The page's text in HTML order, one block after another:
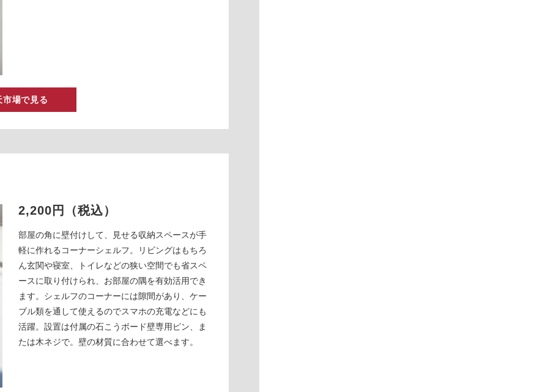
市場で見る
2,200円（税込）
部屋の角に壁付けして、見せる収納スペースが手
軽に作れるコーナーシェルフ。リビングはもちろ
ん玄関や寝室、トイレなどの狭い空間でも省スペ
ースに取り付けられ、お部屋の隅を有効活用でき
ます。シェルフのコーナーには隙間があり、ケー
ブル類を通して使えるのでスマホの充電などにも
活躍。設置は付属の石こうボード壁専用ピン、ま
たは木ネジで。壁の材質に合わせて選べます。